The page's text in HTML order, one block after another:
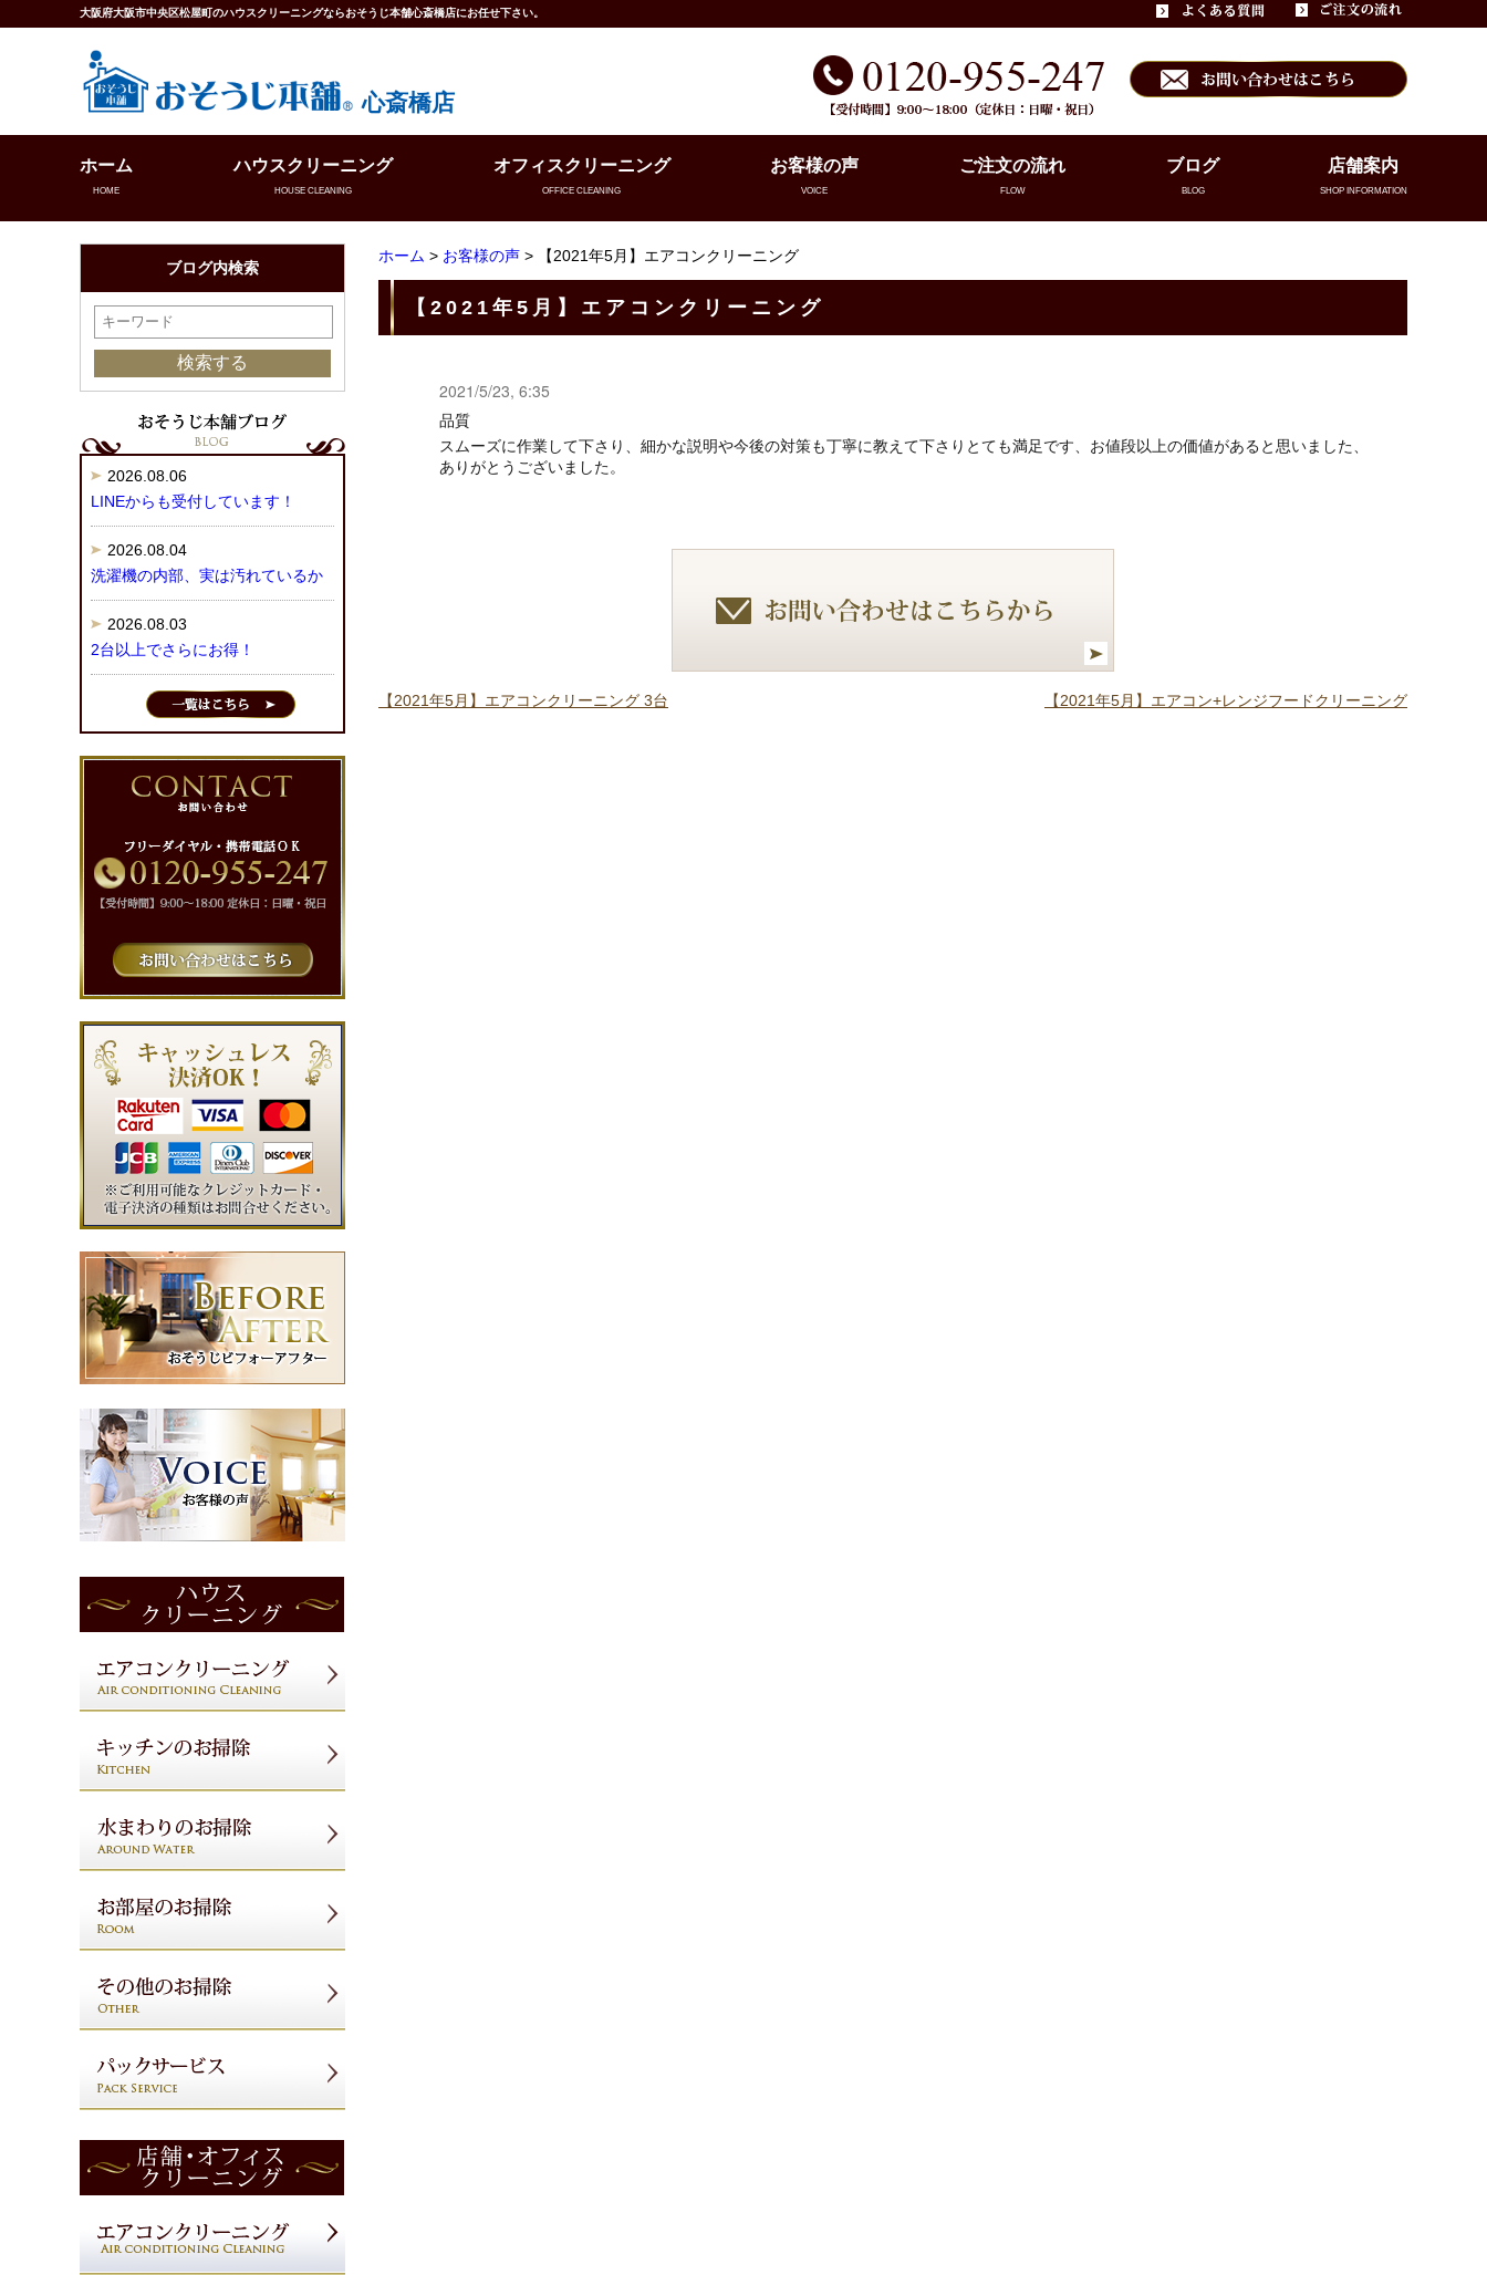
大阪府大阪市中央区松屋町のハウスクリーニングならおそうじ本舗心斎橋店にお任せ下さい。
心斎橋店
ホーム
HOME
ハウスクリーニング
HOUSE CLEANING
オフィスクリーニング
OFFICE CLEANING
お客様の声
VOICE
ご注文の流れ
FLOW
ブログ
BLOG
店舗案内
SHOP INFORMATION
ホーム > お客様の声 > 【2021年5月】エアコンクリーニング
【2021年5月】エアコンクリーニング
2021/5/23, 6:35
品質
スムーズに作業して下さり、細かな説明や今後の対策も丁寧に教えて下さりとても満足です、お値段以上の価値があると思いました、
ありがとうございました。
【2021年5月】エアコンクリーニング 3台 【2021年5月】エアコン+レンジフードクリーニング
ブログ内検索
2026.08.06
LINEからも受付しています！
2026.08.04
洗濯機の内部、実は汚れているか
2026.08.03
2台以上でさらにお得！